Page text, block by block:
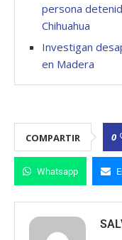
persona
Chihuahua
Investigan
en Madera
COMPARTIR 0
Whatsapp